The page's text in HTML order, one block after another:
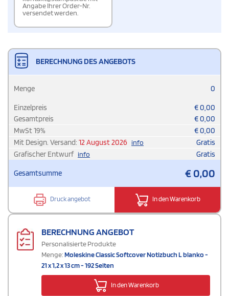
Angabe Ihrer Order-Nr.
versendet werden.
BERECHNUNG DES ANGEBOTS
Menge 0
Einzelpreis €0,00
Gesamtpreis
€0,00
MwSt19% €0,00
Mit Design. Versand: 12 August 2026 info
Gratis
Grafischer Entwurf info Gratis
Gesamtsumme €0,00
Druck angebot In den Warenkorb
BERECHNUNG ANGEBOT
Personalisierte Produkte
Menge:Moleskine Classic Softcover Notizbuch L blanko -
21 x 1,2 x 13 cm - 192 Seiten
In den Warenkorb